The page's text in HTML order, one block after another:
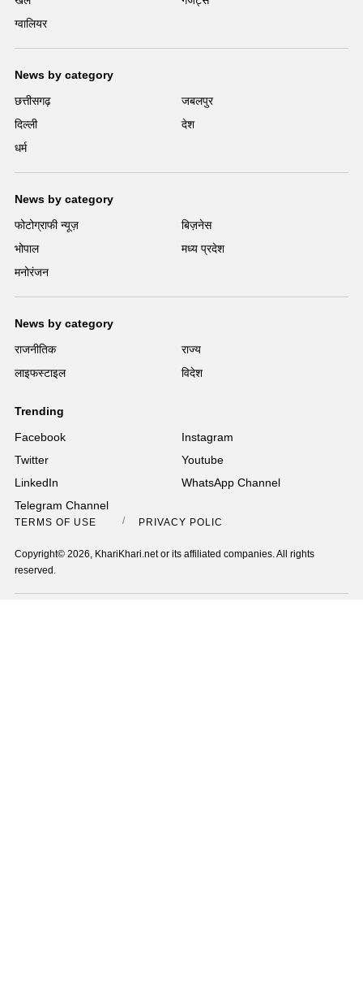
ग्वालियर
News by category
छत्तीसगढ़
जबलपुर
दिल्ली
देश
धर्म
News by category
फोटोग्राफी न्यूज़
बिज़नेस
भोपाल
मध्य प्रदेश
मनोरंजन
News by category
राजनीतिक
राज्य
लाइफस्टाइल
विदेश
Trending
Facebook
Instagram
Twitter
Youtube
LinkedIn
WhatsApp Channel
Telegram Channel
TERMS OF USE PRIVACY POLICY
Copyright© 2026, KhariKhari.net or its affiliated companies. All rights
reserved.